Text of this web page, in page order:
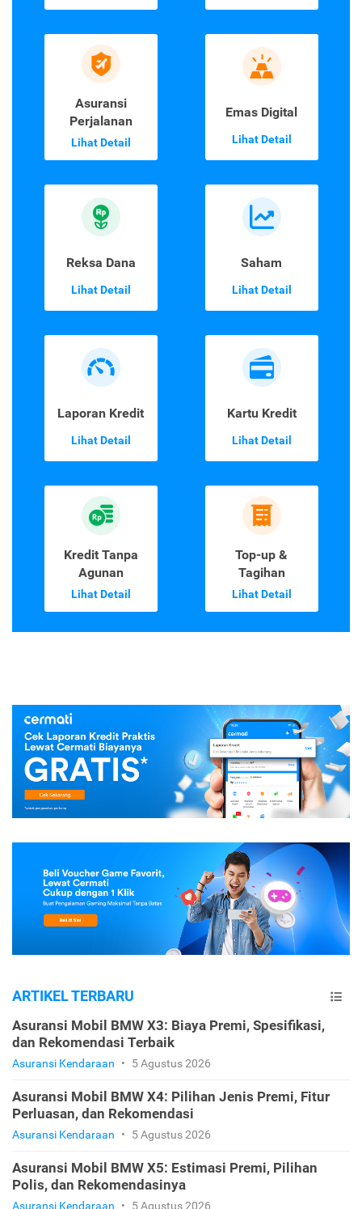
Asuransi
Perjalanan
Lihat Detail
Emas Digital
Lihat Detail
Reksa Dana
Lihat Detail
Saham
Lihat Detail
Laporan Kredit
Lihat Detail
Kartu Kredit
Lihat Detail
Kredit Tanpa
Agunan
Lihat Detail
Top-up &
Tagihan
Lihat Detail
ARTIKEL TERBARU
Asuransi Mobil BMW X3: Biaya Premi, Spesifikasi,
dan Rekomendasi Terbaik
Asuransi Kendaraan • 5 Agustus 2026
Asuransi Mobil BMW X4: Pilihan Jenis Premi, Fitur
Perluasan, dan Rekomendasi
Asuransi Kendaraan • 5 Agustus 2026
Asuransi Mobil BMW X5: Estimasi Premi, Pilihan
Polis, dan Rekomendasinya
Asuransi Kendaraan • 5 Agustus 2026